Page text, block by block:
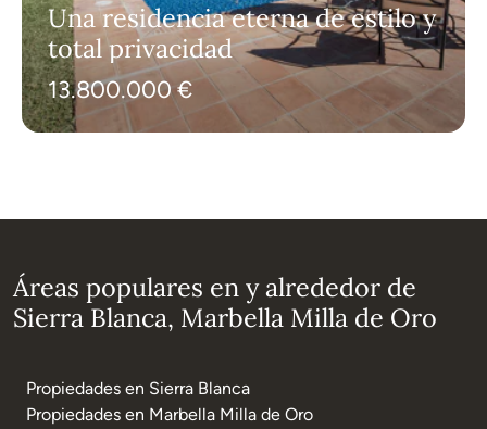
Una residencia eterna de estilo y
total privacidad
13.800.000 €
Áreas populares en y alrededor de
Sierra Blanca, Marbella Milla de Oro
Propiedades en Sierra Blanca
Propiedades en Marbella Milla de Oro